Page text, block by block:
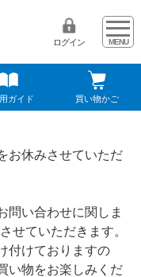
ログイン
ガイド 買い物かご
お休みさせていただ
問い合わせに関しま
せていただきます。
付けておりますの
い物をお楽しみくだ